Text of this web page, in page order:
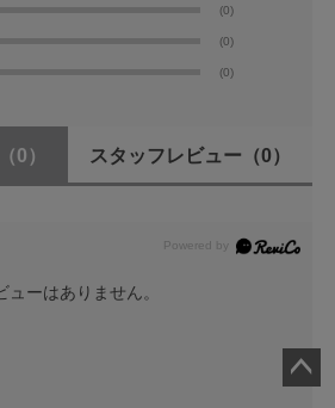
(0)
(0)
(0)
（0） スタッフレビュー （0）
ューはありません。